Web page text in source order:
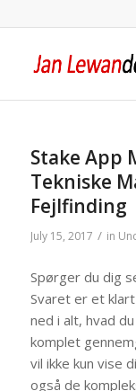
Stake App
Tekniske
Fejlfinding
July 15, 2017 / in
Spørger du dig
Svaret er et
ned i alt, hvad
komplet
vil ikke kun vise
også de